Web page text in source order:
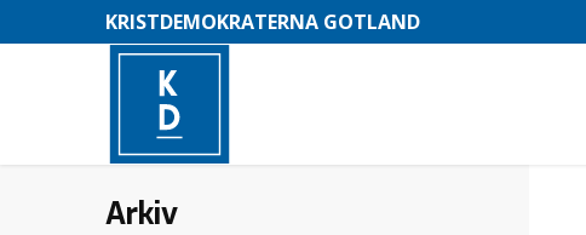
KRISTDEMOKRATERNA GOTLAND
Arkiv